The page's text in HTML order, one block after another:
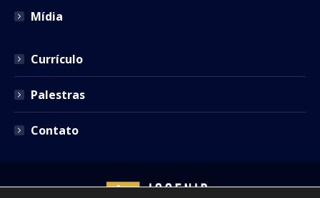
Mídia
Currículo
Palestras
Contato